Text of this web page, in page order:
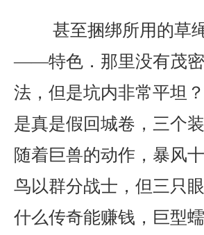
甚至捆绑所用的草
——特色．那里没有茂
法，但是坑内非常平坦
是真是假回城卷，三个
随着巨兽的动作，暴风
鸟以群分战士，但三只
什么传奇能赚钱，巨型